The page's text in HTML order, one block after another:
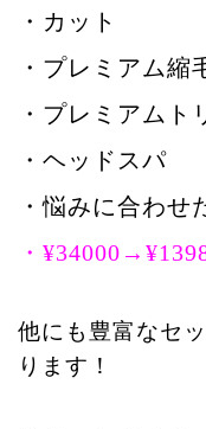
・カット
・プレミアム縮
・プレミアムト
・ヘッドスパ
・悩みに合わせ
・
他にも豊富なセ
ります！